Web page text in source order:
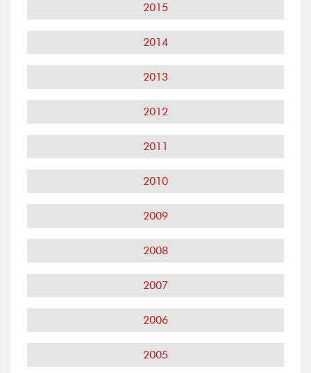
2015
2014
2013
2012
2011
2010
2009
2008
2007
2006
2005